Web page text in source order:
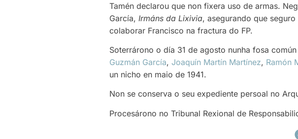
Tamén declarou que non fixera uso de armas.
García, Irmáns da Lixivia, asegurando que
colaborar Francisco na fractura do FP.
Soterrárono o día 31 de agosto nunha fosa
Guzmán García, Joaquín Martín Martínez, Ramón
un nicho en maio de 1941.
Non se conserva o seu expediente persoal no
Procesárono no Tribunal Rexional de